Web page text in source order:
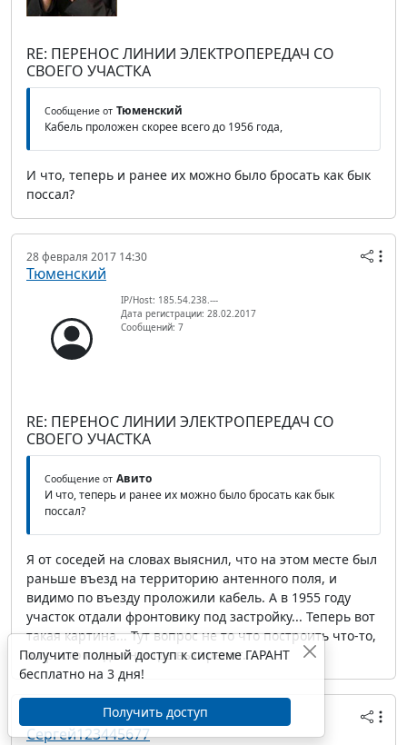
RE: ПЕРЕНОС ЛИНИИ ЭЛЕКТРОПЕРЕДАЧ СО
СВОЕГО УЧАСТКА
Сообщение от Тюменский
Кабель проложен скорее всего до 1956 года,
И что, теперь и ранее их можно было бросать как бык
поссал?
28 февраля 2017 14:30
Тюменский
IP/Host: 185.54.238.---
Дата регистрации: 28.02.2017
Сообщений: 7
RE: ПЕРЕНОС ЛИНИИ ЭЛЕКТРОПЕРЕДАЧ СО
СВОЕГО УЧАСТКА
Сообщение от Авито
И что, теперь и ранее их можно было бросать как бык
поссал?
Я от соседей на словах выяснил, что на этом месте был
раньше въезд на территорию антенного поля, и
видимо по въезду проложили кабель. А в 1955 году
участок отдали фронтовику под застройку... Теперь вот
такая картина... Тут вопрос не то что построить что-то,
а просто когда он и где выстрелит...
28 февраля 2017 14:43
Сергей123445677
Получите полный доступ к системе ГАРАНТ
бесплатно на 3 дня!
Получить доступ